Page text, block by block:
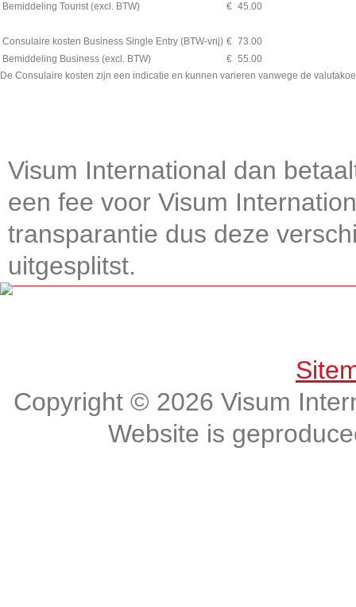
Bemiddeling Tourist (excl. BTW)
€ 45.00
Consulaire kosten Business Single Entry (BTW-vrij) € 73.00
Bemiddeling Business (excl. BTW)
€ 55.00
De Consulaire kosten zijn een indicatie en kunnen varieren vanwege de
Visum International dan
een fee voor Visum
transparantie dus deze
uitgesplitst.
Copyright © 2026 Visum
Website is